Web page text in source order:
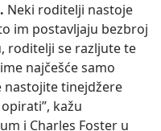
Neki roditelji nastoje
im postavljaju bezbroj
roditelji se razljute te
najčešće samo
nastojite tinejdžere
kažu
i Charles Foster u